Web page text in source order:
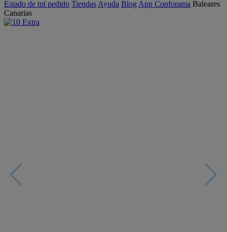
Estado de mi pedido Tiendas Ayuda Blog App Conforama Baleares
Canarias